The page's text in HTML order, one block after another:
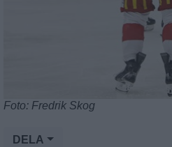
Foto: Fredrik Skog
DELA